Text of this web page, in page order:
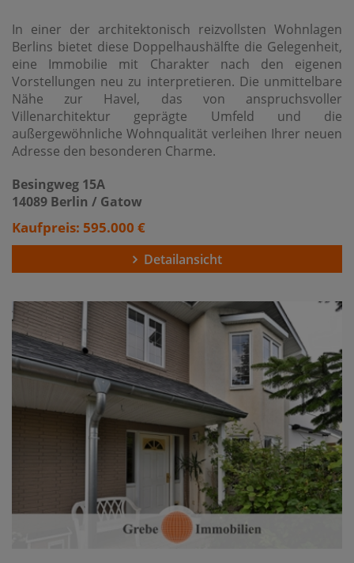
In einer der architektonisch reizvollsten Wohnlagen
Berlins bietet diese Doppelhaushälfte die Gelegenheit,
eine Immobilie mit Charakter nach den eigenen
Vorstellungen neu zu interpretieren. Die unmittelbare
Nähe zur Havel, das von anspruchsvoller
Villenarchitektur geprägte Umfeld und die
außergewöhnliche Wohnqualität verleihen Ihrer neuen
Adresse den besonderen Charme.
Besingweg 15A
14089 Berlin / Gatow
Kaufpreis: 595.000 €
Detailansicht